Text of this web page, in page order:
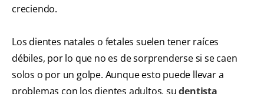
creciendo.
Los dientes natales o fetales suelen tener raíces
débiles, por lo que no es de sorprenderse si se caen
solos o por un golpe. Aunque esto puede llevar a
problemas con los dientes adultos, sudentista